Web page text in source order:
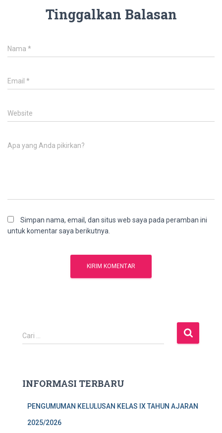
Tinggalkan Balasan
Nama *
Email *
Website
Apa yang Anda pikirkan?
Simpan nama, email, dan situs web saya pada peramban ini
untuk komentar saya berikutnya.
C
a
n
Cari …
INFORMASI TERBARU
PENGUMUMAN KELULUSAN KELAS IX TAHUN AJARAN
2025/2026